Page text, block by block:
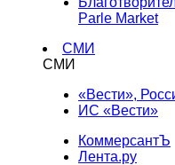
Parle Market
СМИ
СМИ
«Вести»,
ИС «Вести»
КоммерсантЪ
Лента.ру